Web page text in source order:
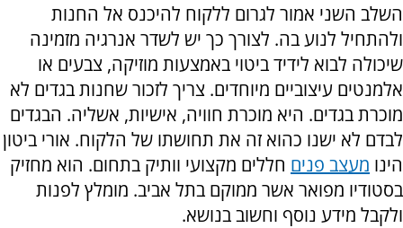
השלב השני אמור לגרום ללקוח להיכנס אל החנות
ולהתחיל לנוע בה. לצורך כך יש לשדר אנרגיה מזמינה
שיכולה לבוא לידיד ביטוי באמצעות מוזיקה, צבעים או
אלמנטים עיצוביים מיוחדים. צריך לזכור שחנות בגדים לא
מוכרת בגדים. היא מוכרת חוויה, אישיות, אשליה. הבגדים
לבדם לא ישנו כהוא זה את תחושתו של הלקוח. אורי ביטון
הינו מעצב פנים חללים מקצועי וותיק בתחום. הוא מחזיק
בסטודיו מפואר אשר ממוקם בתל אביב. מומלץ לפנות
ולקבל מידע נוסף וחשוב בנושא.